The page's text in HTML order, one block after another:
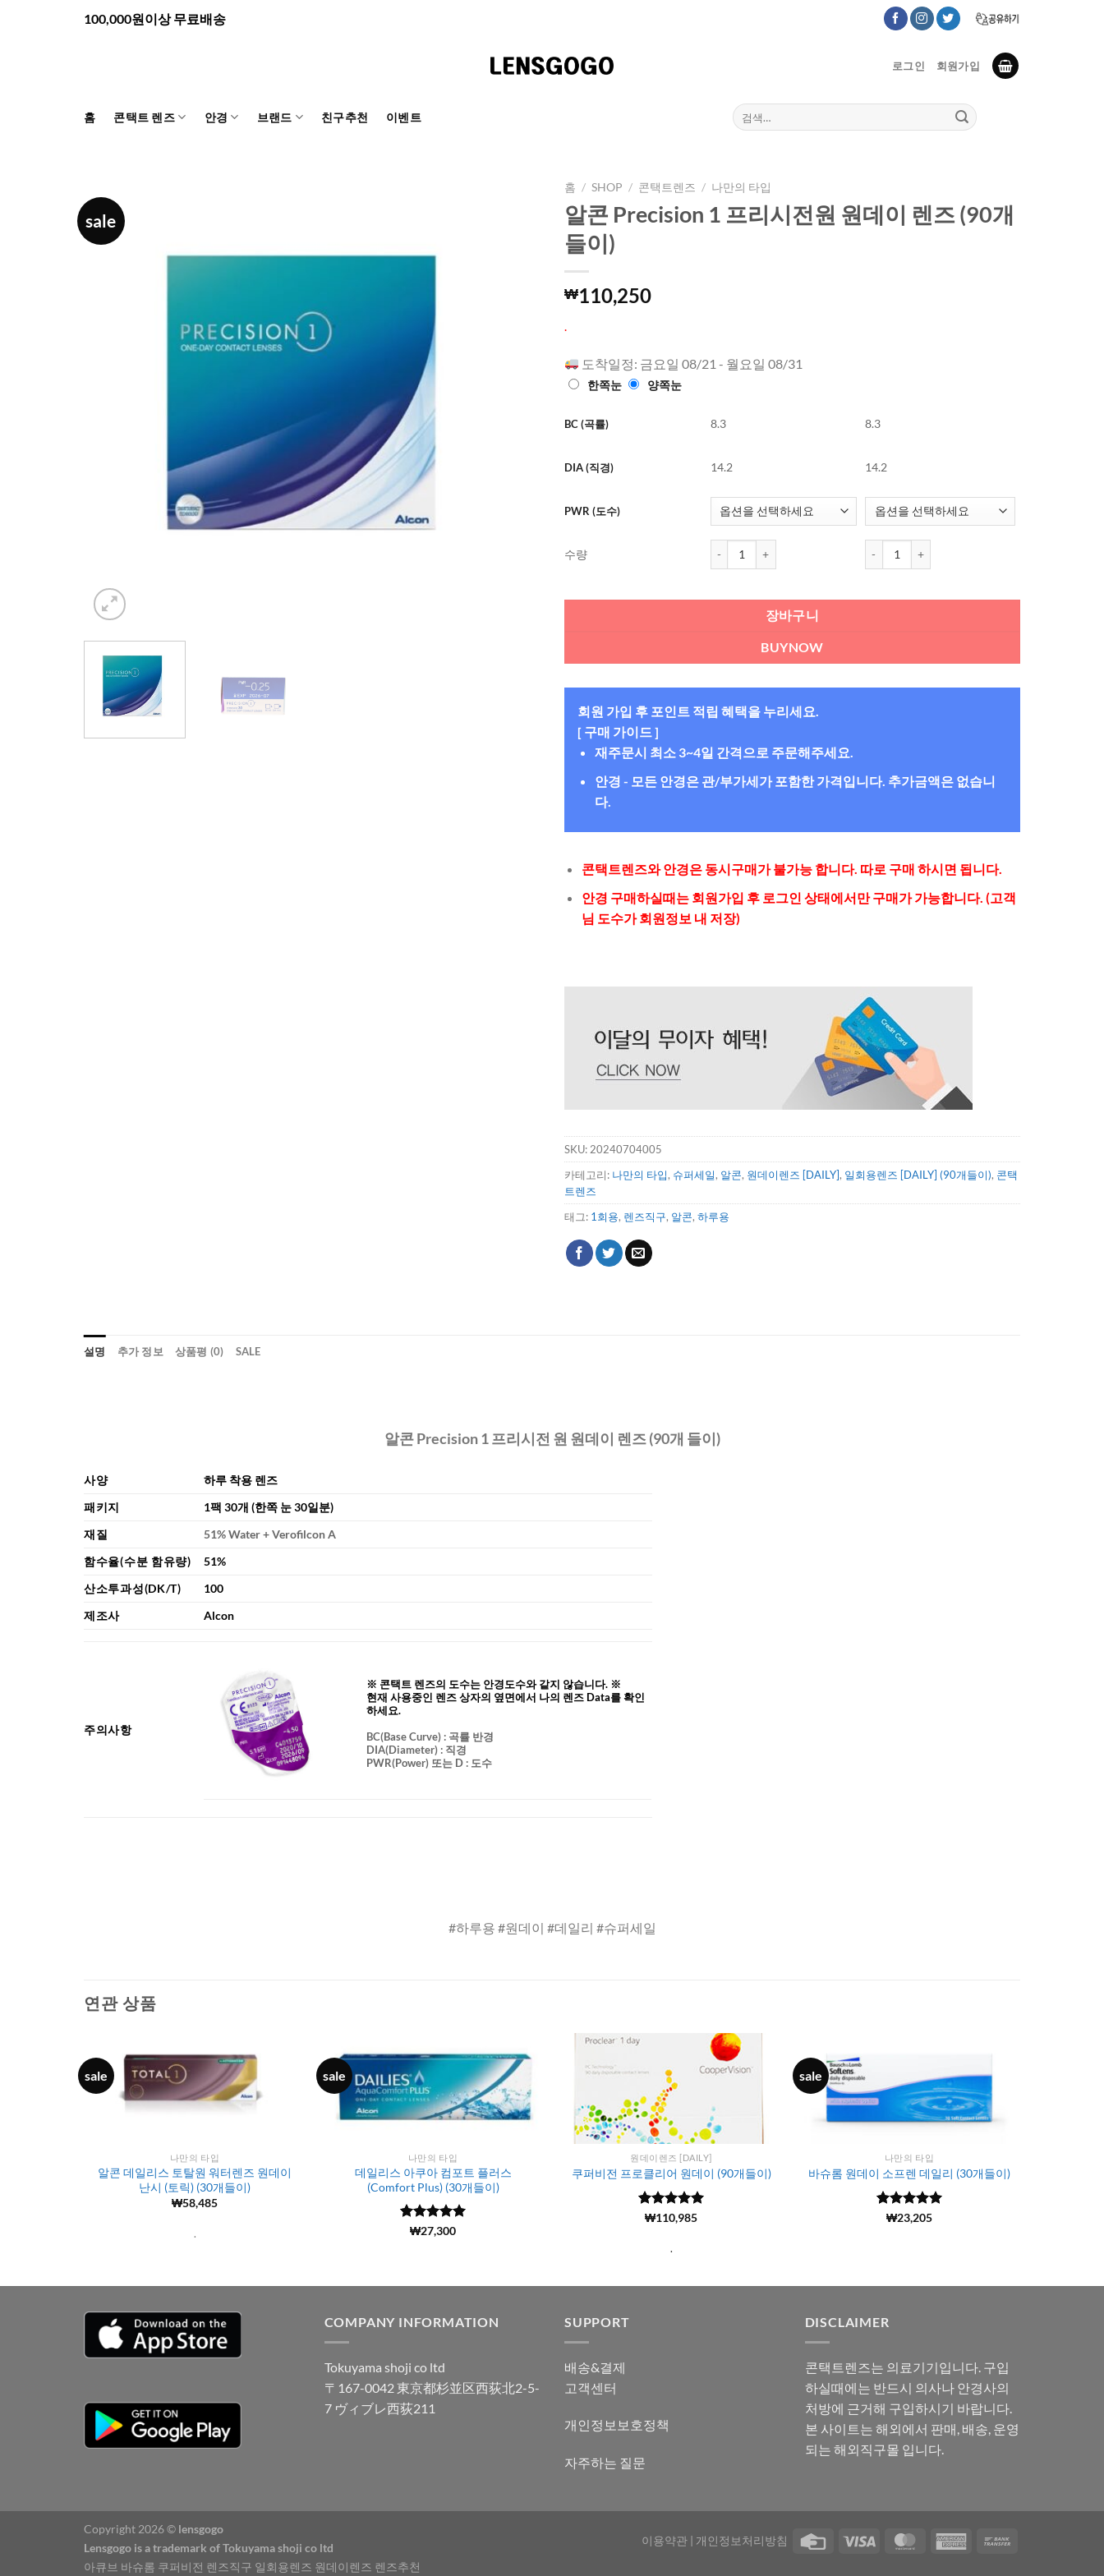
100,000원이상 무료배송
로그인 회원가입
홈 콘택트 렌즈 안경 브랜드 친구추천 이벤트
검
색:
sale
홈 / SHOP / 콘택트렌즈 / 나만의 타입
알콘 Precision 1 프리시전원 원데이 렌즈 (90개
들이)
₩110,250
.
도착일정: 금요일 08/21 - 월요일 08/31
한쪽눈 양쪽눈
BC (곡률) 8.3
DIA (직경) 14.2
PWR (도수)
수량
알콘 Precision 1 프리시전원 원데이 렌즈 (90개들이) 수량
8.3
14.2
알콘 Precision 1 프리시전원 원데이 렌즈 (90개들
장바구니
BUYNOW
회원 가입 후 포인트 적립 혜택을 누리세요.
[ 구매 가이드 ]
재주문시 최소 3~4일 간격으로 주문해주세요.
안경 - 모든 안경은 관/부가세가 포함한 가격입니다. 추가금액은 없습니
다.
콘택트렌즈와 안경은 동시구매가 불가능 합니다. 따로 구매 하시면 됩니다.
안경 구매하실때는 회원가입 후 로그인 상태에서만 구매가 가능합니다. (고객
님 도수가 회원정보 내 저장)
SKU: 20240704005
카테고리: 나만의 타입, 슈퍼세일, 알콘, 원데이렌즈 [DAILY], 일회용렌즈 [DAILY] (90개들이), 콘택
트렌즈
태그: 1회용, 렌즈직구, 알콘, 하루용
설명 추가 정보 상품평 (0) SALE
알콘 Precision 1 프리시전 원 원데이 렌즈 (90개 들이)
사양
하루 착용 렌즈
패키지
1팩 30개 (한쪽 눈 30일분)
재질
51% Water + Verofilcon A
함수율(수분 함유량)
51%
산소투과성(DK/T)
100
제조사
Alcon
주의사항
※ 콘택트 렌즈의 도수는 안경도수와 같지 않습니다. ※
현재 사용중인 렌즈 상자의 옆면에서 나의 렌즈 Data를 확인
하세요.
BC(Base Curve): 곡률 반경
DIA(Diameter) : 직경
PWR(Power) 또는 D : 도수
#하루용 #원데이 #데일리 #슈퍼세일
연관 상품
sale
나만의 타입
알콘 데일리스 토탈원 워터렌즈 원데이
난시 (토릭) (30개들이)
₩58,485
.
sale
나만의 타입
데일리스 아쿠아 컴포트 플러스
(Comfort Plus) (30개들이)
5 중에서
(2998)
₩27,300
원데이렌즈 [DAILY]
쿠퍼비전 프로클리어 원데이 (90개들이)
5 중에서5
(50)
₩110,985
.
sale
나만의 타입
바슈롬 원데이 소프렌 데일리 (30개들이)
5 중에서
(6692)
₩23,205
COMPANY INFORMATION
Tokuyama shoji co ltd
〒167-0042 東京都杉並区西荻北2-5-
7 ヴィブレ西荻211
SUPPORT
배송&결제
고객센터
개인정보보호정책
자주하는 질문
DISCLAIMER
콘택트렌즈는 의료기기입니다. 구입
하실때에는 반드시 의사나 안경사의
처방에 근거해 구입하시기 바랍니다.
본 사이트는 해외에서 판매, 배송, 운영
되는 해외직구몰 입니다.
이용약관 | 개인정보처리방침
Copyright 2026 © lensgogo
Lensgogo is a trademark of Tokuyama shoji co ltd
아큐브 바슈롬 쿠퍼비전 렌즈직구 일회용렌즈 원데이렌즈 렌즈추천